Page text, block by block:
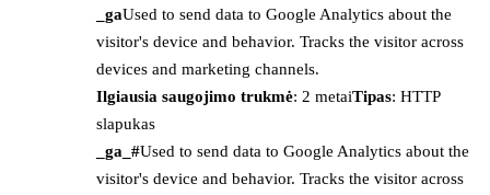
_gaUsed to send data to Google Analytics about the
visitor's device and behavior. Tracks the visitor across
devices and marketing channels.
Ilgiausia saugojimo trukmė: 2 metaiTipas: HTTP
slapukas
_ga_#Used to send data to Google Analytics about the
visitor's device and behavior. Tracks the visitor across